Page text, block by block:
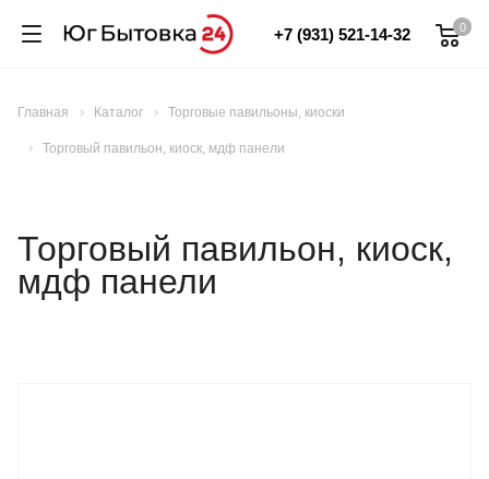
0
+7 (931) 521-14-32
Главная Каталог Торговые павильоны, киоски
Торговый павильон, киоск, мдф панели
Торговый павильон, киоск,
мдф панели